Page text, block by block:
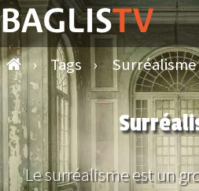
› Tags › Surréalisme
Le surréalisme est un